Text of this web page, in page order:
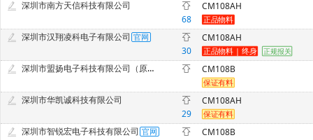
深圳市南方天信科技有限公司
68
CM108AH
深圳市汉翔凌科电子有限公司
30
CM108AH
深圳市盟扬电子科技有限公司（原深圳市福田区力拓基业电子商行） CM108B
深圳市华凯诚科技有限公司
29
CM108AH
深圳市智锐宏电子科技有限公司
CM108B